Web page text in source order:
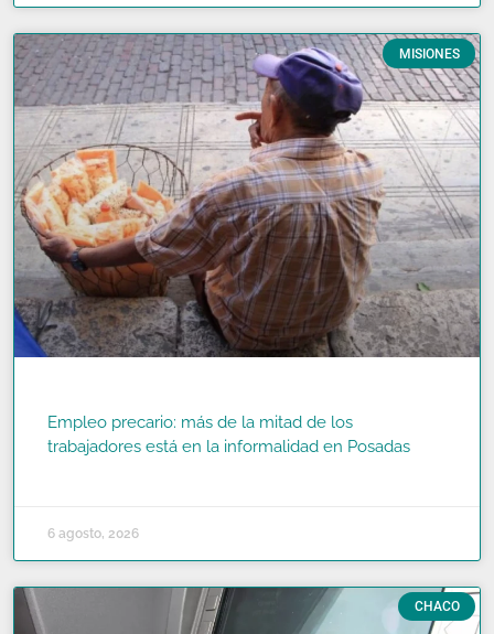
MISIONES
Empleo precario: más de la mitad de los
trabajadores está en la informalidad en Posadas
6 agosto, 2026
CHACO